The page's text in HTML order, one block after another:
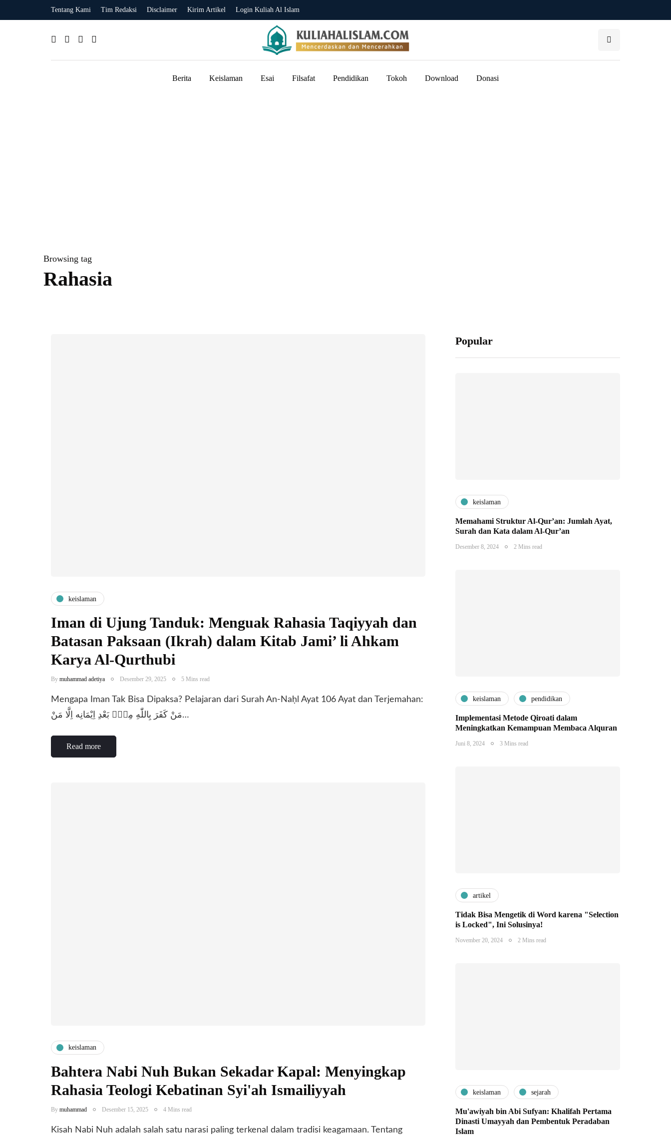
Tentang Kami Tim Redaksi Disclaimer Kirim Artikel Login Kuliah Al Islam
Berita Keislaman Esai Filsafat Pendidikan Tokoh Download Donasi
Browsing tag
Rahasia
keislaman
Iman di Ujung Tanduk: Menguak Rahasia Taqiyyah dan
Batasan Paksaan (Ikrah) dalam Kitab Jami’ li Ahkam
Karya Al-Qurthubi
By muhammad adetiya Desember 29, 2025 5 Mins read
Mengapa Iman Tak Bisa Dipaksa? Pelajaran dari Surah An-Naḥl Ayat 106 ​Ayat dan Terjemahan:
مَنْ كَفَرَ بِاللّٰهِ مِنْۢ بَعْدِ اِيْمَانِه اِلَّا مَنْ…
Read more
keislaman
Bahtera Nabi Nuh Bukan Sekadar Kapal: Menyingkap
Rahasia Teologi Kebatinan Syi'ah Ismailiyyah
By muhammad Desember 15, 2025 4 Mins read
Kisah Nabi Nuh adalah salah satu narasi paling terkenal dalam tradisi keagamaan. Tentang
Popular
keislaman
Memahami Struktur Al-Qur’an: Jumlah Ayat,
Surah dan Kata dalam Al-Qur’an
Desember 8, 2024 2 Mins read
keislaman pendidikan
Implementasi Metode Qiroati dalam
Meningkatkan Kemampuan Membaca Alquran
Juni 8, 2024 3 Mins read
artikel
Tidak Bisa Mengetik di Word karena "Selection
is Locked", Ini Solusinya!
November 20, 2024 2 Mins read
keislaman sejarah
Mu'awiyah bin Abi Sufyan: Khalifah Pertama
Dinasti Umayyah dan Pembentuk Peradaban
Islam